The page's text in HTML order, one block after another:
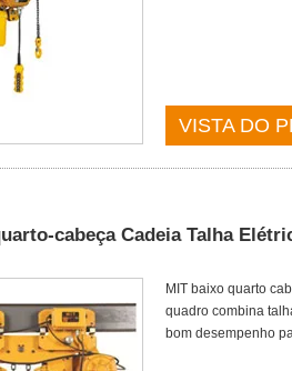
VISTA DO
cabeça Cadeia Talha
MIT baixo quarto
quadro combina
bom desempenho